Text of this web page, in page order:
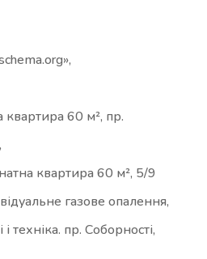
квартира 60 м², пр.
квартира 60 м², 5/9
газове опалення,
техніка. пр. Соборності,